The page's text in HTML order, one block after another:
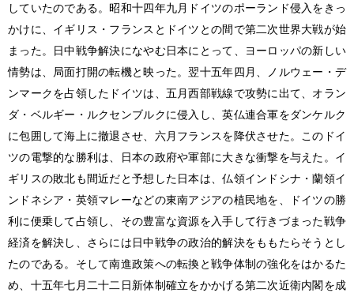
していたのである。昭和十四年九月ドイツのポーランド侵入をきっ
かけに、イギリス・フランスとドイツとの間で第二次世界大戦が始
まった。日中戦争解決になやむ日本にとって、ヨーロッパの新しい
情勢は、局面打開の転機と映った。翌十五年四月、ノルウェー・デ
ンマークを占領したドイツは、五月西部戦線で攻勢に出て、オラン
ダ・ベルギー・ルクセンブルクに侵入し、英仏連合軍をダンケルク
に包囲して海上に撤退させ、六月フランスを降伏させた。このドイ
ツの電撃的な勝利は、日本の政府や軍部に大きな衝撃を与えた。イ
ギリスの敗北も間近だと予想した日本は、仏領インドシナ・蘭領イ
ンドネシア・英領マレーなどの東南アジアの植民地を、ドイツの勝
利に便乗して占領し、その豊富な資源を入手して行きづまった戦争
経済を解決し、さらには日中戦争の政治的解決をももたらそうとし
たのである。そして南進政策への転換と戦争体制の強化をはかるた
め、十五年七月二十二日新体制確立をかかげる第二次近衛内閣を成